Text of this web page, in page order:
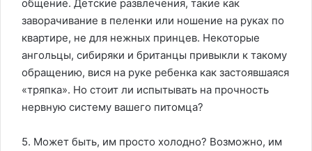
общение. Детские развлечения, такие как
заворачивание в пеленки или ношение на руках по
квартире, не для нежных принцев. Некоторые
ангольцы, сибиряки и британцы привыкли к такому
обращению, вися на руке ребенка как застоявшаяся
«тряпка». Но стоит ли испытывать на прочность
нервную систему вашего питомца?
5. Может быть, им просто холодно? Возможно, им